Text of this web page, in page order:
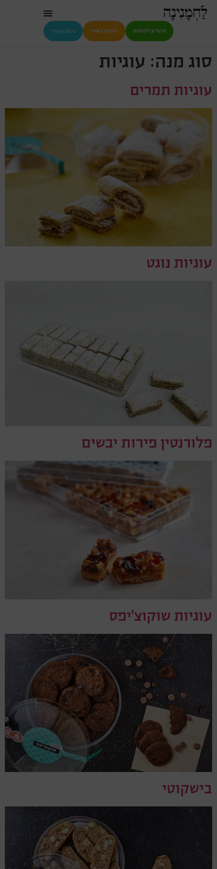
מועדון לקוחות הזמנה באתר גיפט קארד
סוג מנה: עוגיות
עוגיות תמרים
עוגיות נוגט
פלורנטין פירות יבשים
עוגיות שוקוצ'יפס
בישקוטי